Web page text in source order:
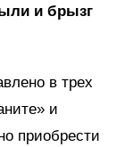
и брызг
в трех
и
приобрести